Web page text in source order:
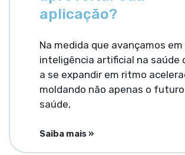
aplicação?
Na medida que avançamos em
inteligência artificial na saúde
a se expandir em ritmo
moldando não apenas o
saúde,
Saiba mais »